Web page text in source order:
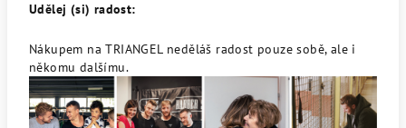
Udělej (si) radost:
Nákupem na TRIANGEL neděláš radost pouze sobě, ale i
někomu dalšímu.